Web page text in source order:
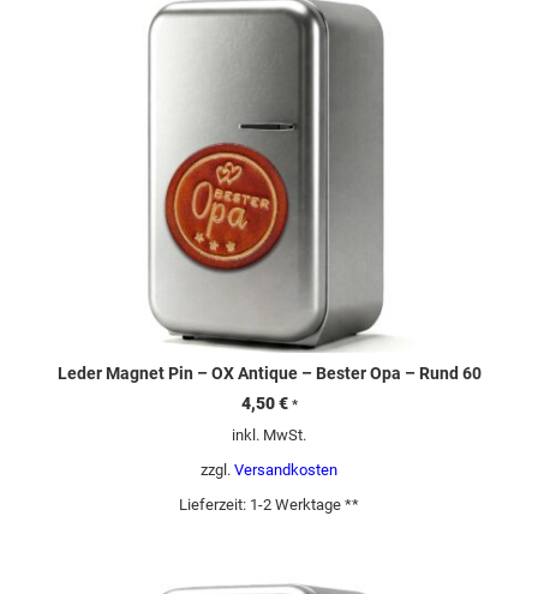
Leder Magnet Pin – OX Antique – Bester Opa – Rund 60
4,50€ *
inkl. MwSt.
zzgl. Versandkosten
Lieferzeit: 1-2 Werktage **